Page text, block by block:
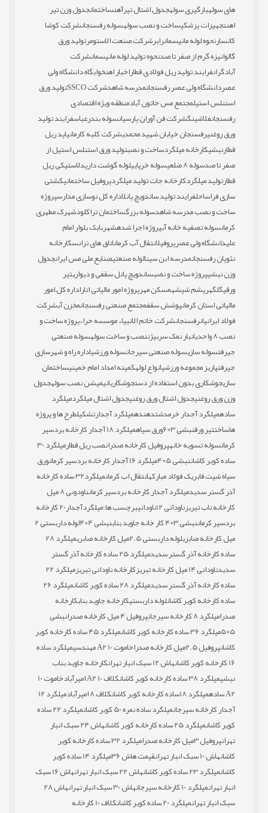
های سولهبارگیری سولهجدول اشتال تیرآهنساختمانجدول وزن تیر
اهنتجهیزات پزشکیساخت و نصب سولهسوله رفسنجانشرکت کوشا
کانسارنحوه لوله مانیسمانرابرشرکت صنعت الاستومرتولید ورق
گالوانیزه گرم از صفر تا صدنحوه تولید لوله مانیسمانشرکت
آبادگرانفرایند تولید ریل فولادی قطاراخبار اهنخوابگاه دانشگاه ولی
عصردانشگاه ولی عصر رفسنجانمدرسه شاهدشرکت SSCO
تولید ورق
استنلس استیلمجتمع مس خاتون آبادمنطقه ویژه اقتصادی
رفسنجانفلاشینگشرکت فن آوران پارسیانسوله بندرعباسفرایند تولید
ورق روغنیرفسنجان خیابان شهید محمدیشرکت کلبه کارمانیاپد ریل
قطارنبشیکارخانه میلگردساخت و نصبتولید ورق استنلس استیل از
صفر تا صدسوله 8 ضلعی سوله خرپاییلوله گوشت دارپدلاستیکی ریل
قطارتولید میلگردکارخانه جات تولید میلگردپروفیل ساختمانیکشتی
سازی فراساحلفرایند تولید ساندویچ پانلاداره کل نوسازی مدارسپروژه
ساخت و نصب مدرسه شاهدسوله بزرگساختمان تراکلودشهرک مطهری
کرمانسوله تصفیه خانه آبپروژه اجرا شدهشهربابک بلوار امام
علیدانشگاه ولی عصرپروفیلانتقال آب کرماناتاق های ترانسکارخانه
نئوپان رفسنجانمدرسه ابن سینالوله صنعتیصنایع ملی مس ایرانجدول
وزن نبشیپروژه ساخت و نصبساندویچ پانل سقفی و دیواریتیر
ورقیگلگهرپشم شیشهمسکن مهرپروژه امور مالیاتی اناراداره کل امور
مالیاتی استان کرمانپوشش سقفمجتمع صنعتی رفسنجانمخزن آبشرکت
فولاد ایرانیانرفسنجانشرکت خاتم الانبیاء موسسه حراءپروژه ساخت و
نصب 8 واحدی
انبار نمک سربیژننصب و ساخت سولهسوله صنعتی
جیرفتسوله سازیسوله صنعتی سیرجانسوله ورزشیاداره راه و شهرسازی
جیرفتپاریز مجموعه ورزشیانواع لولهکمیته امداد امام خمینیساختمان
سازیجوشکاری بدون استفاده از دستجوشکاریانیمیشن نصب سولهجدول
وزن ورق روغنیجدول اشتال ورق روغنیجدول اشتال میلگردمیلگرد
سادهمیلگرد آجدار خرمدشتدهندهمیلگرد آجدارتشکیلطرح ها و پروژه
هاساختتیر ورقنبشی 3×6 ورق سیاه
میلگرد 18 آجدار کارخانه بردسیر
کرمانسوله تسویه خانهپروفیل کارخانه صدرانصب ریل قطار
میلگرد 30
ساده کویر کاشاننبشی 5×4 میلگرد 16 آجدار کارخانه بردسیر کرمان
ورق
سیاه شیت فابریک فولاد مبارکهانتقال اب کرمان
میلگرد32 ساده کارخانه
آذر گستر سدیدمیلگرد آجدار کارخانه بردسیر کرمان
ناودونی 8 میل
کارخانه ناب تبریزناودانی 12 ناودانیبرچسب ها:
میلگردآجدار20 کارخانه
بردسیر کرماننبشی 3×4 کار خانه جاوید بناب نبشی 4×4
لوله داربستی 2
میل کارخانه صابریلوله داربستی 2.5میل کارخانه صابری
میلگرد 28
ساده کارخانه آذر گستر سدید
میلگرد 25 ساده کارخانه آذر گستر
سدیدناودانی 14 میل کارخانه تبریز کارخانه ناودانی تبریز
میلگرد 22
ساده کارخانه آذر گستر سدیدمیلگرد 28 ساده کویر کاشان
میلگرد 26
ساده کارخانه کویر کاشانلوله داربستیکارخانه جاوید بنابکارخانه
صدرامیلگرد 8 کارخانه سیرجان پروفیل 4 میل کارخانه صدرا
نبشی
5×5
میلگرد 36 ساده کارخانه کویر کاشان
میلگرد 45 ساده کارخانه کویر
کاشانپروفیل 2.5میل کارخانه صدرا خاموت 10 A2 مهندسی
میلگرد ساده
16 کارخانه کویر کاشان
هاش 12 سبک انبار تهران
کارخانه جاوید بناب
نبشیمیلگرد 38 ساده کارخانه کویر کاشان کلاف 10 A2 امیرآباد
خاموت 10
A2 ساده
میلگرد 18ساده کارخانه کویر کاشان کلاف 8 امیرآباد
میلگرد 12
آجدار کارخانه سیرجانمیلگرد ساده نمره 50 کویر کاشان
میلگرد 22 ساده
کویر کاشانمیلگرد 25 ساده کارخانه کویر کاشان
هاش 24 سبک انبار
تهرانپروفیل 3میل کارخانه صدرا
میلگرد 32 ساده کارخانه کویر
کاشانهاش 10 سبک انبار تهران قیمت هاش 36
میلگرد 14 ساده کویر
کاشانمیلگرد 23 ساده کویر کاشان هاش 22 سبک انبار تهران
هاش 16 سبک
انبار تهرانمیلگرد 10 کارخانه سیرجان هاش 30 سبک انبار تهران
هاش 28
سبک انبار تهرانمیلگرد 20 ساده کویر کاشان
کلاف 10 کارخانه